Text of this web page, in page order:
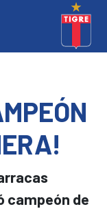
campeón de